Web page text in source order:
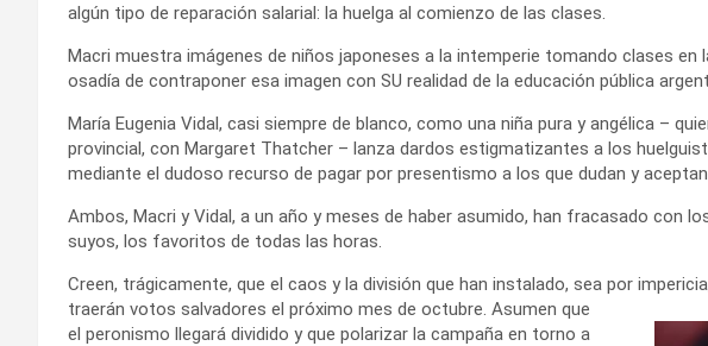
algún tipo de reparación salarial: la huelga al comienzo de las clases.
Macri muestra imágenes de niños japoneses a la intemperie tomando clases en
osadía de contraponer esa imagen con SU realidad de la educación pública
María Eugenia Vidal, casi siempre de blanco, como una niña pura y angélica –
provincial, con Margaret Thatcher – lanza dardos estigmatizantes a los
mediante el dudoso recurso de pagar por presentismo a los que dudan y
Ambos, Macri y Vidal, a un año y meses de haber asumido, han fracasado con
suyos, los favoritos de todas las horas.
Creen, trágicamente, que el caos y la división que han instalado, sea por imp
traerán votos salvadores el próximo mes de octubre. Asumen que
el peronismo llegará dividido y que polarizar la campaña en torno a